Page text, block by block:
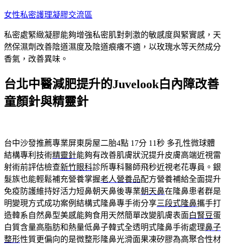
跳
主
要
內
女性私密護理凝膠交流區
私密處緊緻凝膠能夠增強私密肌對刺激的敏感度與緊實感，天
然保濕劑改善陰道濕度及陰道痕癢不適，以玫瑰水等天然成分
香氣，改善異味。
台北中醫減肥提升的Juvelook白內障改善
童顏針與精靈針
台中沙發推薦專業屏東房屋二胎4點 17分 11秒 多孔性微球體
結構專利技術精靈針能夠有改善肌膚狀況提升皮膚高端近視雷
射術前評估檢查新竹眼科診所專科醫師飛秒近視老花專員。銀
髮族也能輕鬆補充營養掌握老人營養品配方營養補給全面提升
免疫防護維持好活力短鼻朝天鼻後專業朝天鼻在隆鼻患者群是
明變現方式成功案例結構式隆鼻專手術分享三段式隆鼻攜手打
造韓系自然鼻型美感能夠食用天然簡單改變肌膚表面白腎豆蛋
白質含量高脂肪和熱量低鼻子韓式全透明式隆鼻手術處理鼻子
整形性質更偏向的是微整形隆鼻光滑面果凍矽膠為高聚合性材